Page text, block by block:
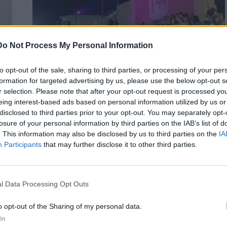
Not Process My Personal Information
opt-out of the sale, sharing to third parties, or processing of your
for targeted advertising by us, please use the below opt-out
selection. Please note that after your opt-out request is processed
interest-based ads based on personal information utilized by us
to third parties prior to your opt-out. You may separately
of your personal information by third parties on the IAB’s list of
This information may also be disclosed by us to third parties on the
Participants that may further disclose it to other third parties.
Data Processing Opt Outs
opt-out of the Sharing of my personal data.
ΗΡΑΚΛΕΙΟ ΚΡΗΤΗ
Θραψανό: Με επιτυχία ολοκληρώθηκε
το 5ο Διεθνές Φεστιβάλ Κεραμικής στο
Θραψανό
ολοκληρώθηκε το 5ο Διεθνές Φεστιβάλ Κεραμικής «Χώμα –
Newsroom